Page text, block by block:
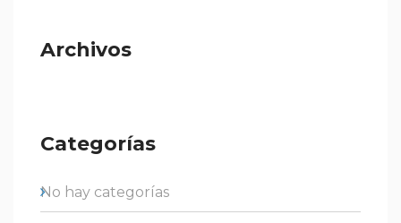
Archivos
Categorías
No hay categorías